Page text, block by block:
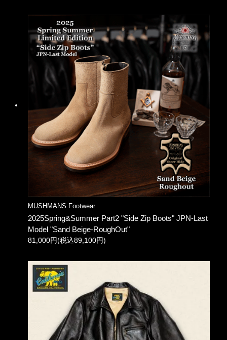
MUSHMANS Footwear
2025Spring&Summer Part2 "Side Zip Boots" JPN-Last
Model "Sand Beige-RoughOut"
81,000円(税込89,100円)